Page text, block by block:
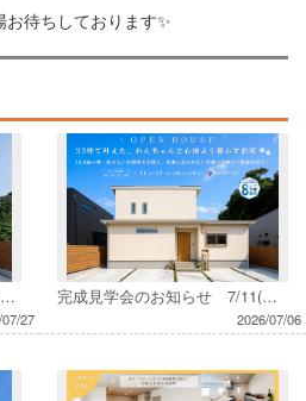
待ちしております✨
35坪・4LDKのお家 完成見学会 8/8(土)・9(日) inみなべ町西本庄
27
完成見学会のお知らせ 7/11(土)・12(日)・18(土)・19(日)・20(月)
2026/07/06